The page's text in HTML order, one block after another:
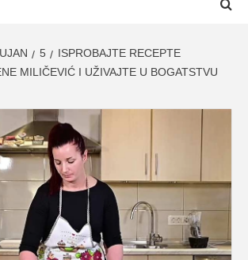
5
ISPROBAJTE RECEPTE
MILIČEVIĆ I UŽIVAJTE U BOGATSTVU